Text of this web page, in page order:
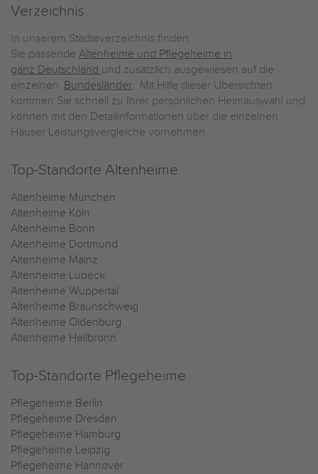
Verzeichnis
In unserem Städteverzeichnis finden
Sie passende Altenheime und Pflegeheime in
ganz Deutschland und zusätzlich ausgewiesen auf die
einzelnen Bundesländer. Mit Hilfe dieser Übersichten
kommen Sie schnell zu Ihrer persönlichen Heimauswahl und
können mit den Detailinformationen über die einzelnen
Häuser Leistungsvergleiche vornehmen.
Top-Standorte Altenheime
Altenheime München
Altenheime Köln
Altenheime Bonn
Altenheime Dortmund
Altenheime Mainz
Altenheime Lübeck
Altenheime Wuppertal
Altenheime Braunschweig
Altenheime Oldenburg
Altenheime Heilbronn
Top-Standorte Pflegeheime
Pflegeheime Berlin
Pflegeheime Dresden
Pflegeheime Hamburg
Pflegeheime Leipzig
Pflegeheime Hannover